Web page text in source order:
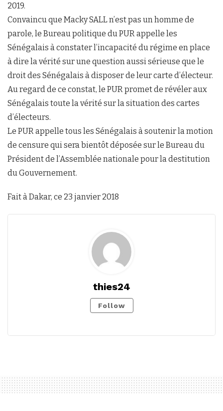
2019.
Convaincu que Macky SALL n’est pas un homme de
parole, le Bureau politique du PUR appelle les
Sénégalais à constater l’incapacité du régime en place
à dire la vérité sur une question aussi sérieuse que le
droit des Sénégalais à disposer de leur carte d’électeur.
Au regard de ce constat, le PUR promet de révéler aux
Sénégalais toute la vérité sur la situation des cartes
d’électeurs.
Le PUR appelle tous les Sénégalais à soutenir la motion
de censure qui sera bientôt déposée sur le Bureau du
Président de l’Assemblée nationale pour la destitution
du Gouvernement.
Fait à Dakar, ce 23 janvier 2018
thies24
Follow